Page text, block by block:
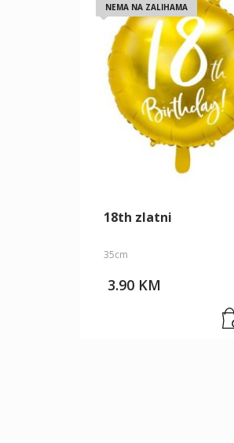
NEMA NA ZALIHAMA
18th zlatni
35cm
3.90 KM